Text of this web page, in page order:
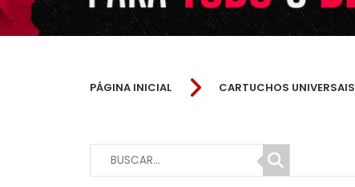
PÁGINA INICIAL CARTUCHOS UNIVERSAIS